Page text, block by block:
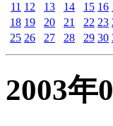
11 12 13 14 15 16
18 19 20 21 22 23
25 26 27 28 29 30
2003年